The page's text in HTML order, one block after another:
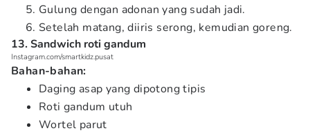
Gulung dengan adonan yang sudah jadi.
Setelah matang, diiris serong, kemudian goreng.
13. Sandwich roti gandum
Instagram.com/smartkidz.pusat
Bahan-bahan:
Daging asap yang dipotong tipis
Roti gandum utuh
Wortel parut